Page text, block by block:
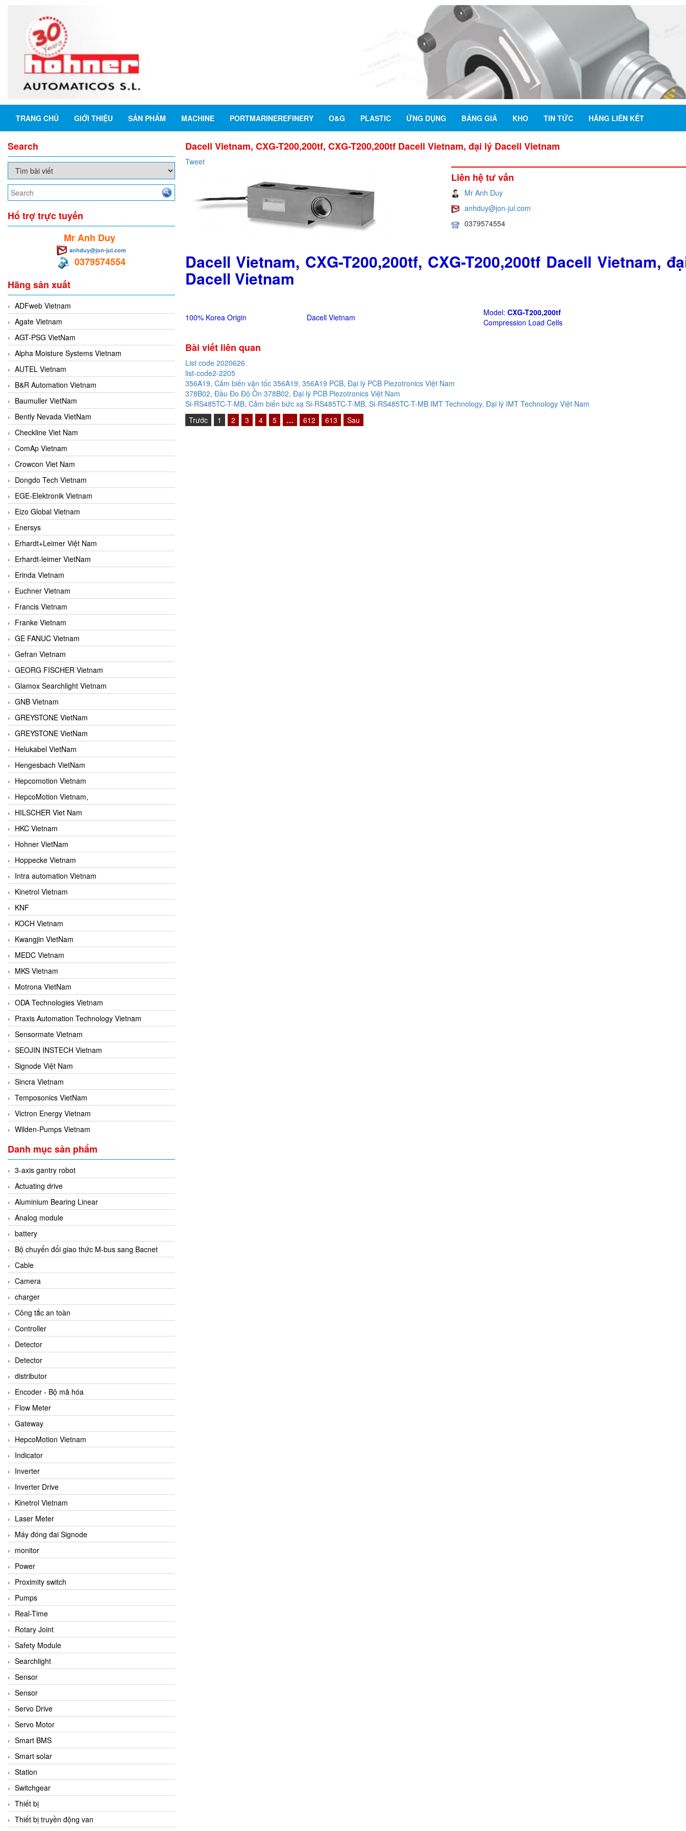
TRANG CHỦ GIỚI THIỆU SẢN PHẨM MACHINE PORTMARINEREFINERY O&G PLASTIC ỨNG DỤNG BẢNG GIÁ KHO TIN TỨC HÃNG LIÊN KẾT
Search
Hổ trợ trực tuyến
Mr Anh Duy
anhduy@jon-jul.com
0379574554
Hãng sản xuất
ADFweb Vietnam
Agate Vietnam
AGT-PSG VietNam
Alpha Moisture Systems Vietnam
AUTEL Vietnam
B&R Automation Vietnam
Baumuller VietNam
Bently Nevada VietNam
Checkline Viet Nam
ComAp Vietnam
Crowcon Viet Nam
Dongdo Tech Vietnam
EGE-Elektronik Vietnam
Eizo Global Vietnam
Enersys
Erhardt+Leimer Việt Nam
Erhardt-leimer VietNam
Erinda Vietnam
Euchner Vietnam
Francis Vietnam
Franke Vietnam
GE FANUC Vietnam
Gefran Vietnam
GEORG FISCHER Vietnam
Glamox Searchlight Vietnam
GNB Vietnam
GREYSTONE VietNam
GREYSTONE VietNam
Helukabel VietNam
Hengesbach VietNam
Hepcomotion Vietnam
HepcoMotion Vietnam,
HILSCHER Viet Nam
HKC Vietnam
Hohner VietNam
Hoppecke Vietnam
Intra automation Vietnam
Kinetrol Vietnam
KNF
KOCH Vietnam
Kwangjin VietNam
MEDC Vietnam
MKS Vietnam
Motrona VietNam
ODA Technologies Vietnam
Praxis Automation Technology Vietnam
Sensormate Vietnam
SEOJIN INSTECH Vietnam
Signode Việt Nam
Sincra Vietnam
Temposonics VietNam
Victron Energy Vietnam
Wilden-Pumps Vietnam
Danh mục sản phẩm
3-axis gantry robot
Actuating drive
Aluminium Bearing Linear
Analog module
battery
Bộ chuyển đổi giao thức M-bus sang Bacnet
Cable
Camera
charger
Công tắc an toàn
Controller
Detector
Detector
distributor
Encoder - Bộ mã hóa
Flow Meter
Gateway
HepcoMotion Vietnam
Indicator
Inverter
Inverter Drive
Kinetrol Vietnam
Laser Meter
Máy đóng đai Signode
monitor
Power
Proximity switch
Pumps
Real-Time
Rotary Joint
Safety Module
Searchlight
Sensor
Sensor
Servo Drive
Servo Motor
Smart BMS
Smart solar
Station
Switchgear
Thiết bị
Thiết bị truyền động van
Dacell Vietnam, CXG-T200,200tf, CXG-T200,200tf Dacell Vietnam, đại lý Dacell Vietnam
Tweet
Liên hệ tư vấn
Mr Anh Duy
anhduy@jon-jul.com
0379574554
Dacell Vietnam, CXG-T200,200tf, CXG-T200,200tf Dacell Vietnam,
Dacell Vietnam
100% Korea Origin Dacell Vietnam Model: CXG-T200,200tf
Compression Load Cells
Bài viết liên quan
List code 2020626
list-code2-2205
356A19, Cảm biến vận tốc 356A19, 356A19 PCB, Đại lý PCB Piezotronics Việt Nam
378B02, Đầu Đo Độ Ồn 378B02, Đại lý PCB Piezotronics Việt Nam
Si-RS485TC-T-MB, Cảm biến bức xạ Si-RS485TC-T-MB, Si-RS485TC-T-MB IMT Technology, Đại lý IMT Technology Việt Nam
Trước
1 2 3 4 5 … 612 613 Sau